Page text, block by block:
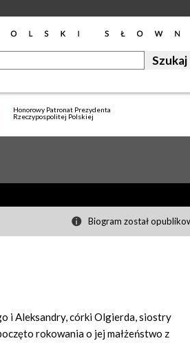
Honorowy Patronat Prezydenta
Rzeczypospolitej Polskiej
Biogram został
i Aleksandry, córki Olgierda, siostry
rokowania o jej małżeństwo z